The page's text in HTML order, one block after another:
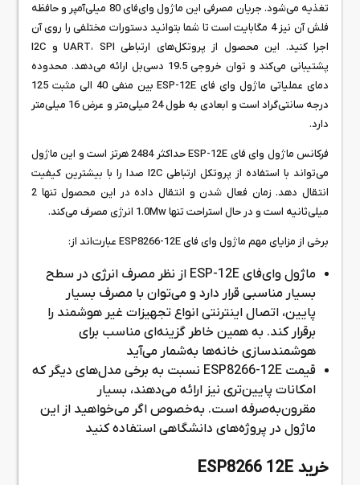
تغذیه می‌شود. جریان مصرفی این ماژول وای‌فای 80 میلی‌آمپر و حافظه
فلش آن نیز 4 مگابایت است تا شما بتوانید دستورات مختلفی را روی آن
اجرا کنید. این محصول از پروتکل‌های ارتباطی UART، SPI و I2C
پشتیبانی می‌کند و توان خروجی 19.5 دسی‌بل ارائه می‌دهد. محدوده
دمای عملیاتی ماژول وای فای ESP-12E بین منفی 40 الی مثبت 125
درجه سانتی‌گراد است و ابعادی به طول 24 میلی‌متر و عرض 16 میلی‌متر
دارد.
فرکانس ماژول وای فای ESP-12E حداکثر 2484 هرتز است و این ماژول
می‌تواند با استفاده از پروتکل ارتباطی I2C صدا را با بیشترین کیفیت
انتقال دهد. زمان فعال شدن و انتقال داده در این محصول تنها 2
میلی‌ثانیه است و در حال استراحت تنها 1.0Mw انرژی مصرف می‌کند.
برخی از مزایای مهم ماژول وای فای ESP8266-12E عبارت‌اند از:
ماژول وای‌فای ESP-12E از نظر مصرف انرژی در سطح
بسیار مناسبی قرار دارد و می‌توان با مصرف بسیار
پایین، اتصال اینترنتی انواع تجهیزات غیر هوشمند را
برقرار کند. به همین خاطر گزینه‌ای مناسب برای
هوشمندسازی خانه‌ها به‌شمار می‌آید
قیمت ESP8266-12E نسبت به برخی مدل‌های دیگر که
امکانات پایین‌تری نیز ارائه می‌دهند، بسیار
مقرون‌به‌صرفه است. به‌خصوص اگر می‌خواهید از این
ماژول در پروژه‌های دانشگاهی استفاده کنید
خرید ESP8266 12E